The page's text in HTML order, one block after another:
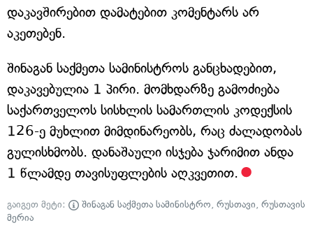
დაკავშირებით დამატებით კომენტარს არ
აკეთებენ.
შინაგან საქმეთა სამინისტროს განცხადებით,
დაკავებულია 1 პირი. მომხდარზე გამოძიება
საქართველოს სისხლის სამართლის კოდექსის
126-ე მუხლით მიმდინარეობს, რაც ძალადობას
გულისხმობს. დანაშაული ისჯება ჯარიმით ანდა
1 წლამდე თავისუფლების აღკვეთით.
გაიგეთ მეტი: შინაგან საქმეთა სამინისტრო, რუსთავი, რუსთავის
მერია